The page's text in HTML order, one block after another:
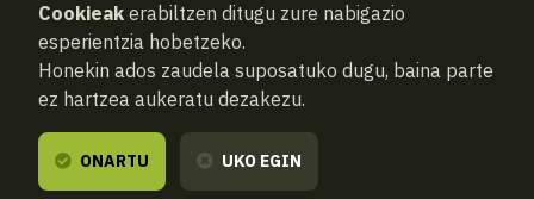
© 2026Aranzadi — Zientzia elkartea
Terminoak eta baldintzak
Pribatutasun politika
Cookieak erabiltzen ditugu zure nabigazio
esperientzia hobetzeko.
Honekin ados zaudela suposatuko dugu, baina parte
ez hartzea aukeratu dezakezu.
ONARTU UKO EGIN